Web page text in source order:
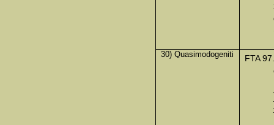
30) Quasimodogeniti
FTA 97.